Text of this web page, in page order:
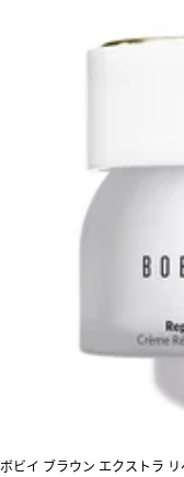
ボビイ ブラウン エクストラ